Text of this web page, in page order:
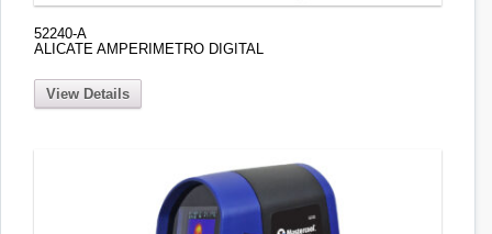
52240-A
ALICATE AMPERIMETRO DIGITAL
View Details